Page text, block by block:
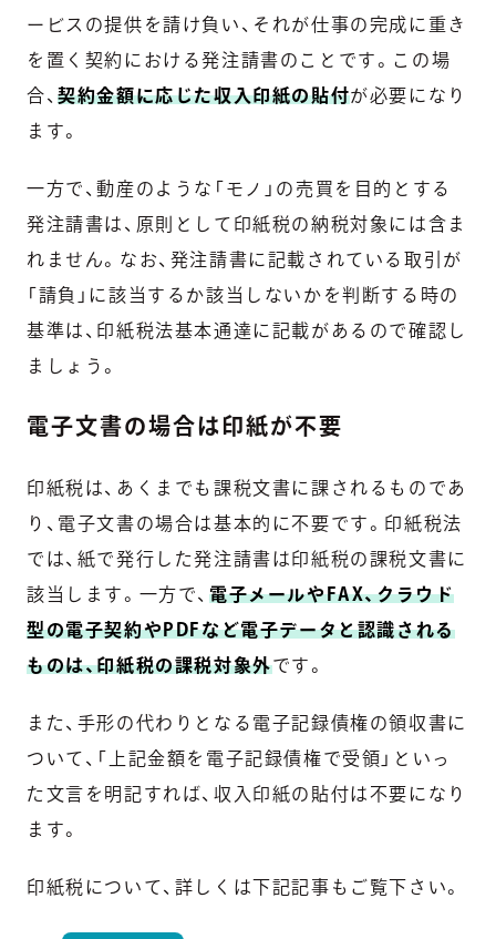
ービスの提供を請け負い、それが仕事の完成に重き
を置く契約における発注請書のことです。この場
合、契約金額に応じた収入印紙の貼付が必要になり
ます。
一方で、動産のような「モノ」の売買を目的とする
発注請書は、原則として印紙税の納税対象には含ま
れません。なお、発注請書に記載されている取引が
「請負」に該当するか該当しないかを判断する時の
基準は、印紙税法基本通達に記載があるので確認し
ましょう。
電子文書の場合は印紙が不要
印紙税は、あくまでも課税文書に課されるものであ
り、電子文書の場合は基本的に不要です。印紙税法
では、紙で発行した発注請書は印紙税の課税文書に
該当します。一方で、電子メールやFAX、クラウド
型の電子契約やPDFなど電子データと認識される
ものは、印紙税の課税対象外です。
また、手形の代わりとなる電子記録債権の領収書に
ついて、「上記金額を電子記録債権で受領」といっ
た文言を明記すれば、収入印紙の貼付は不要になり
ます。
印紙税について、詳しくは下記記事もご覧下さい。